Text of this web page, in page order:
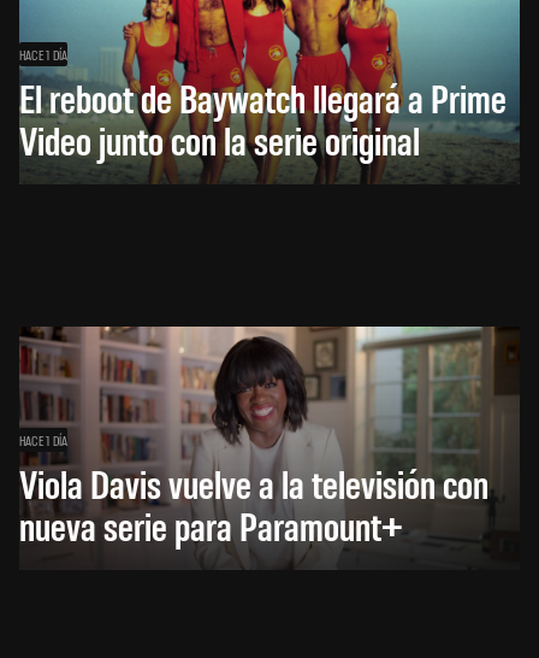
HACE 1 DÍA
El reboot de Baywatch llegará a Prime
Video junto con la serie original
HACE 1 DÍA
Viola Davis vuelve a la televisión con
nueva serie para Paramount+